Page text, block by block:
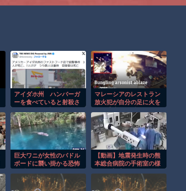
アイダホ州 ハンバーガ
ーを食べていると射殺さ
マレーシアのレストラン
放火犯が自分の足に火を
巨大ワニが女性のパドル
ボードに襲い掛かる恐怖
【動画】地震発生時の熊
本総合病院の手術室の様